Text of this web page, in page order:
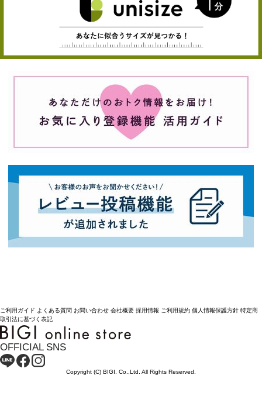
ご利用ガイド よくある質問 お問い合わせ 会社概要 採用情報 ご利用規約 個人情報保護方針 特定商
取引法に基づく表記
OFFICIAL SNS
Copyright (C) BIGI. Co.,Ltd. All Rights Reserved.